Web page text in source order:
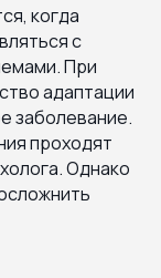
когда
с
При
адаптации
заболевание.
проходят
Однако